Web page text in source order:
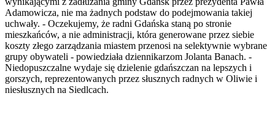
Adamowicza, nie ma żadnych podstaw do podejmowania takiej
uchwały. - Oczekujemy, że radni Gdańska staną po stronie
mieszkańców, a nie administracji, która generowane przez siebie
koszty złego zarządzania miastem przenosi na selektywnie wybrane
grupy obywateli - powiedziała dziennikarzom Jolanta Banach. -
Niedopuszczalne wydaje się dzielenie gdańszczan na lepszych i
gorszych, reprezentowanych przez słusznych radnych w Oliwie i
niesłusznych na Siedlcach.